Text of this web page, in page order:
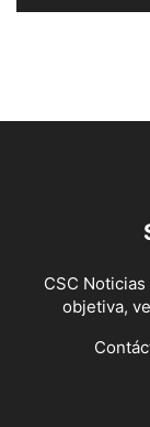
CSC
objetiva,